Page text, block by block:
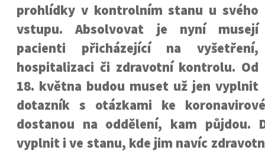
prohlídky v kontrolním stanu u svého
vstupu. Absolvovat je nyní musejí
pacienti přicházející na vyšetření,
hospitalizaci či zdravotní kontrolu. Od
18. května budou muset už jen vyplnit
dotazník s otázkami ke
dostanou na oddělení, kam půjdou.
vyplnit i ve stanu, kde jim navíc